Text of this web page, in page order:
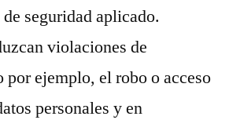
seguridad aplicado.
violaciones de
por ejemplo, el robo o acceso
personales y en